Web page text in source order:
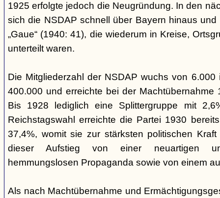
1925 erfolgte jedoch die Neugründung. In den
sich die NSDAP schnell über Bayern hinaus
„Gaue“ (1940: 41), die wiederum in Kreise,
unterteilt waren.
Die Mitgliederzahl der NSDAP wuchs von
400.000 und erreichte bei der Machtübernahme
Bis 1928 lediglich eine Splittergruppe mit
Reichstagswahl erreichte die Partei 1930
37,4%, womit sie zur stärksten politischen
dieser Aufstieg von einer neuartigen
hemmungslosen Propaganda sowie von einem
Als nach Machtübernahme und